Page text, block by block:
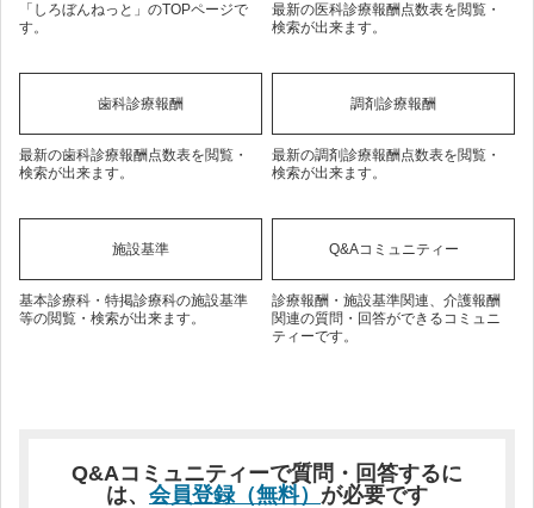
「しろぼんねっと」のTOPページで
す。
最新の医科診療報酬点数表を閲覧・
検索が出来ます。
歯科診療報酬
最新の歯科診療報酬点数表を閲覧・
検索が出来ます。
調剤診療報酬
最新の調剤診療報酬点数表を閲覧・
検索が出来ます。
施設基準
基本診療科・特掲診療科の施設基準
等の閲覧・検索が出来ます。
Q&Aコミュニティー
診療報酬・施設基準関連、介護報酬
関連の質問・回答ができるコミュニ
ティーです。
Q&Aコミュニティーで質問・回答するに
は、 会員登録（無料） が必要です